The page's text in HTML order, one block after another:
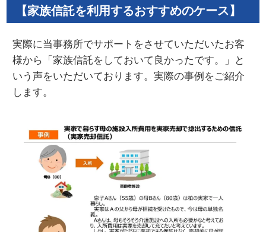
【家族信託を利用するおすすめのケース】
実際に当事務所でサポートをさせていただいたお客
様から「家族信託をしておいて良かったです。」と
いう声をいただいております。実際の事例をご紹介
します。